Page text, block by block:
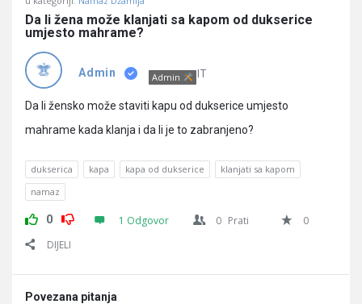
Latest
Pitanja
Da li žena može klanjati sa kapom od dukserice
umjesto mahrame?
Admin Admin IT
Da li žensko može staviti kapu od dukserice umjesto
mahrame kada klanja i da li je to zabranjeno?
dukserica kapa kapa od dukserice
klanjati sa kapom
namaz
0 1 Odgovor 0 Prati
0
DIJELI
Povezana pitanja